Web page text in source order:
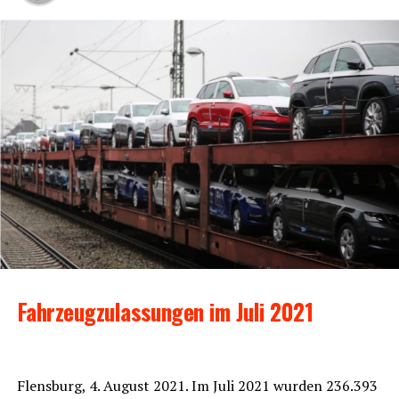
Fahr­zeug­zu­las­sun­gen im Juli 2021
Flens­burg, 4. August 2021. Im Juli 2021 wur­den 236.393